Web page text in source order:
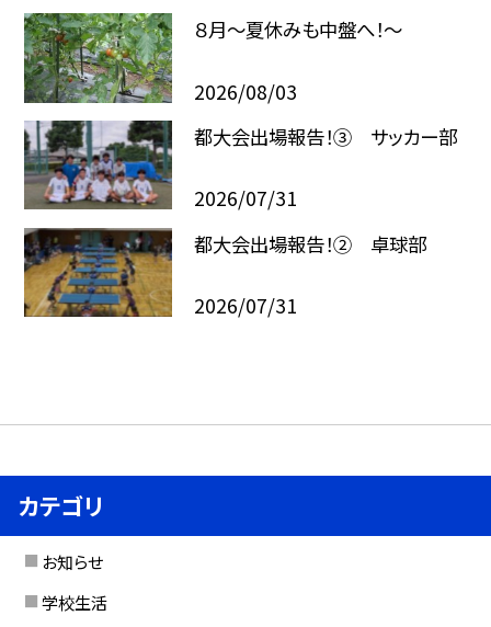
８月〜夏休みも中盤へ！〜
2026/08/03
都大会出場報告！③ サッカー部
2026/07/31
都大会出場報告！② 卓球部
2026/07/31
カテゴリ
お知らせ
学校生活